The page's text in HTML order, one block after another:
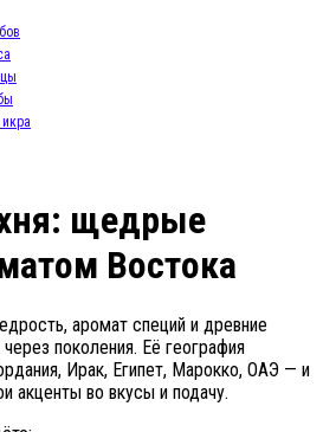
щедрые
Востока
аромат специй и древние
поколения. Её география
Ирак, Египет, Марокко, ОАЭ — и
акценты во вкусы и подачу.